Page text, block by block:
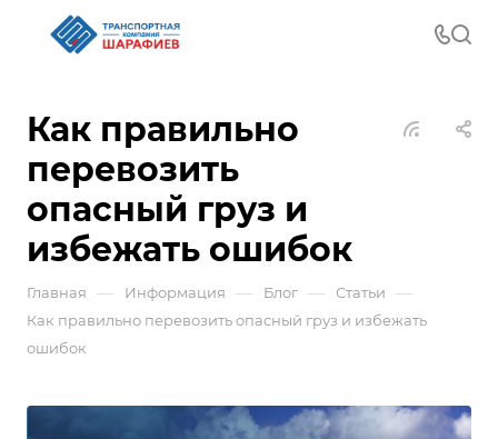
Как правильно
перевозить
опасный груз и
избежать ошибок
Главная — Информация — Блог — Статьи —
Как правильно перевозить опасный груз и избежать
ошибок